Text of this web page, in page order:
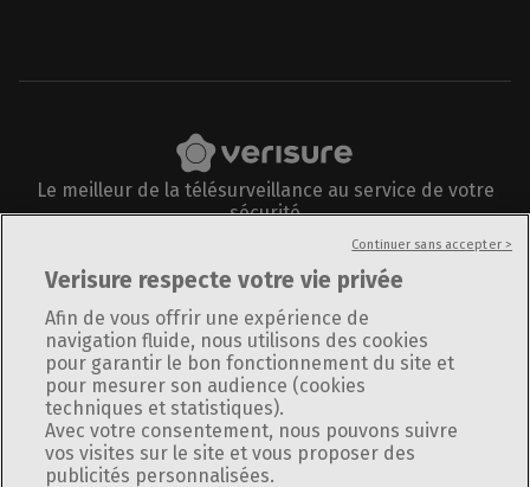
Le meilleur de la télésurveillance au service de votre
sécurité
Informations légales
Plan du site
Politique de confidentialité
Utilisation des cookies
Politique de divulgation responsable
Verisure respecte votre vie privée
Afin de vous offrir une expérience de
navigation fluide, nous utilisons des cookies
pour garantir le bon fonctionnement du site et
pour mesurer son audience (cookies
techniques et statistiques).
Avec votre consentement, nous pouvons suivre
vos visites sur le site et vous proposer des
publicités personnalisées.
Continuer sans accepter >